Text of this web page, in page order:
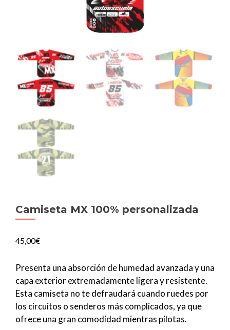
Camiseta MX 100% personalizada
45,00€
Presenta una absorción de humedad avanzada y una
capa exterior extremadamente ligera y resistente.
Esta camiseta no te defraudará cuando ruedes por
los circuitos o senderos más complicados, ya que
ofrece una gran comodidad mientras pilotas.